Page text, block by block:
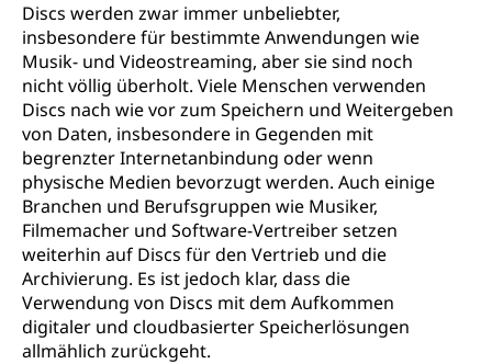
Discs werden zwar immer unbeliebter,
insbesondere für bestimmte Anwendungen wie
Musik- und Videostreaming, aber sie sind noch
nicht völlig überholt. Viele Menschen verwenden
Discs nach wie vor zum Speichern und Weitergeben
von Daten, insbesondere in Gegenden mit
begrenzter Internetanbindung oder wenn
physische Medien bevorzugt werden. Auch einige
Branchen und Berufsgruppen wie Musiker,
Filmemacher und Software-Vertreiber setzen
weiterhin auf Discs für den Vertrieb und die
Archivierung. Es ist jedoch klar, dass die
Verwendung von Discs mit dem Aufkommen
digitaler und cloudbasierter Speicherlösungen
allmählich zurückgeht.